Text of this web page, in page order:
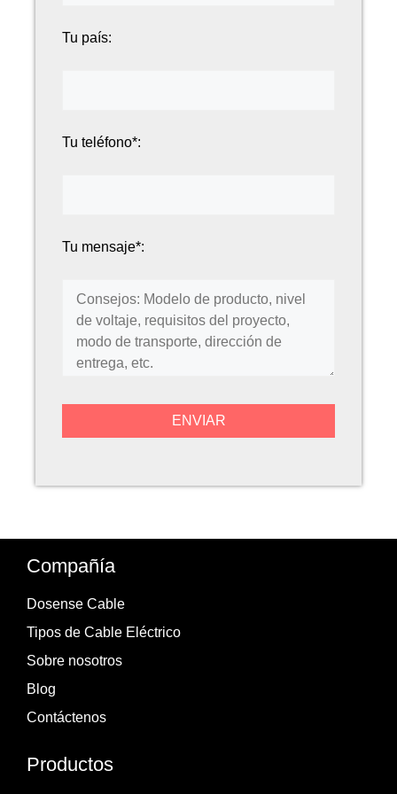
Tu país:
Tu teléfono*:
Tu mensaje*:
Compañía
Dosense Cable
Tipos de Cable Eléctrico
Sobre nosotros
Blog
Contáctenos
Productos